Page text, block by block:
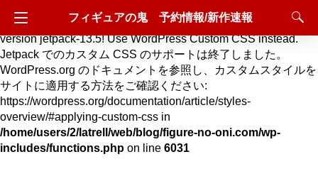
Deprecated
: Hook custom_css_loaded is deprecated since
version jetpack-13.5! Use WordPress Custom CSS instead.
Jetpack でのカスタム CSS のサポートは終了しました。
WordPress.org のドキュメントを参照し、カスタムスタイルを
サイトに適用する方法をご確認ください:
https://wordpress.org/documentation/article/styles-
overview/#applying-custom-css in
/home/users/2/latrell/web/blog/figure-no-oni.com/wp-
includes/functions.php on line 6031
フィギュアの鬼 予約情報/新作速報